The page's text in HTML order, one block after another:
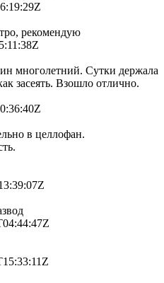
рекомендую
многолетний. Сутки держала
засеять. Взошло отлично.
в целлофан.